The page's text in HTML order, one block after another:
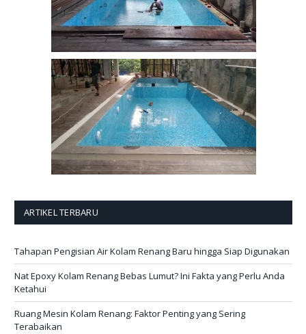
ARTIKEL TERBARU
Tahapan Pengisian Air Kolam Renang Baru hingga Siap Digunakan
Nat Epoxy Kolam Renang Bebas Lumut? Ini Fakta yang Perlu Anda
Ketahui
Ruang Mesin Kolam Renang: Faktor Penting yang Sering
Terabaikan